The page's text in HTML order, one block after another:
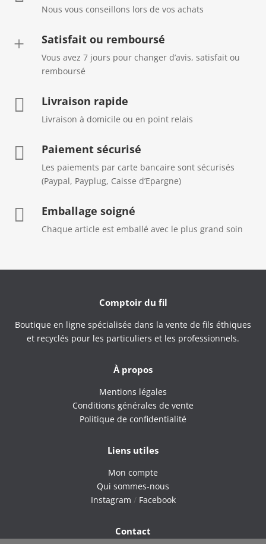
Nous vous conseillons lors de vos achats
+ Satisfait ou remboursé
Vous avez 7 jours pour changer d’avis, satisfait ou
remboursé
 Livraison rapide
Livraison à domicile ou en point relais
 Paiement sécurisé
Les paiements par carte bancaire sont sécurisés
(Paypal, Payplug, Caisse d’Epargne)
 Emballage soigné
Chaque article est emballé avec le plus grand soin
Comptoir du fil
Boutique en ligne spécialisée dans la vente de fils éthiques
et recyclés pour les particuliers et les professionnels.
À propos
Mentions légales
Conditions générales de vente
Politique de confidentialité
Liens utiles
Mon compte
Qui sommes-nous
Instagram / Facebook
Contact